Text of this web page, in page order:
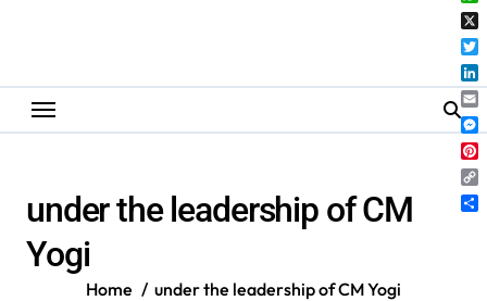
under the leadership of CM
Yogi
Home under the leadership of CM Yogi
X